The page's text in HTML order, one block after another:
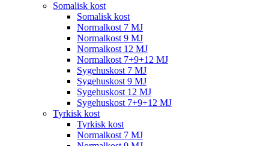
Somalisk kost
Somalisk kost
Normalkost 7 MJ
Normalkost 9 MJ
Normalkost 12 MJ
Normalkost 7+9+12 MJ
Sygehuskost 7 MJ
Sygehuskost 9 MJ
Sygehuskost 12 MJ
Sygehuskost 7+9+12 MJ
Tyrkisk kost
Tyrkisk kost
Normalkost 7 MJ